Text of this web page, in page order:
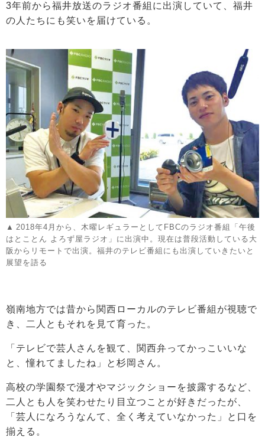
3年前から福井放送のラジオ番組に出演していて、福井
の人たちにも笑いを届けている。
2018年4月から、木曜レギュラーとしてFBCのラジオ番組「午後
はとことん よろず屋ラジオ」に出演中。現在は普段活動している大
阪からリモートで出演。福井のテレビ番組にも出演していきたいと
展望を語る
嶺南地方では昔から関西ローカルのテレビ番組が視聴で
き、二人ともそれを見て育った。
「テレビで芸人さんを観て、関西弁ってかっこいいな
と、憧れてましたね」と杉岡さん。
高校の学園祭で漫才やマジックショーを披露するなど、
二人とも人を笑わせたり目立つことが好きだったが、
「芸人になろうなんて、全く考えていなかった」と口を
揃える。